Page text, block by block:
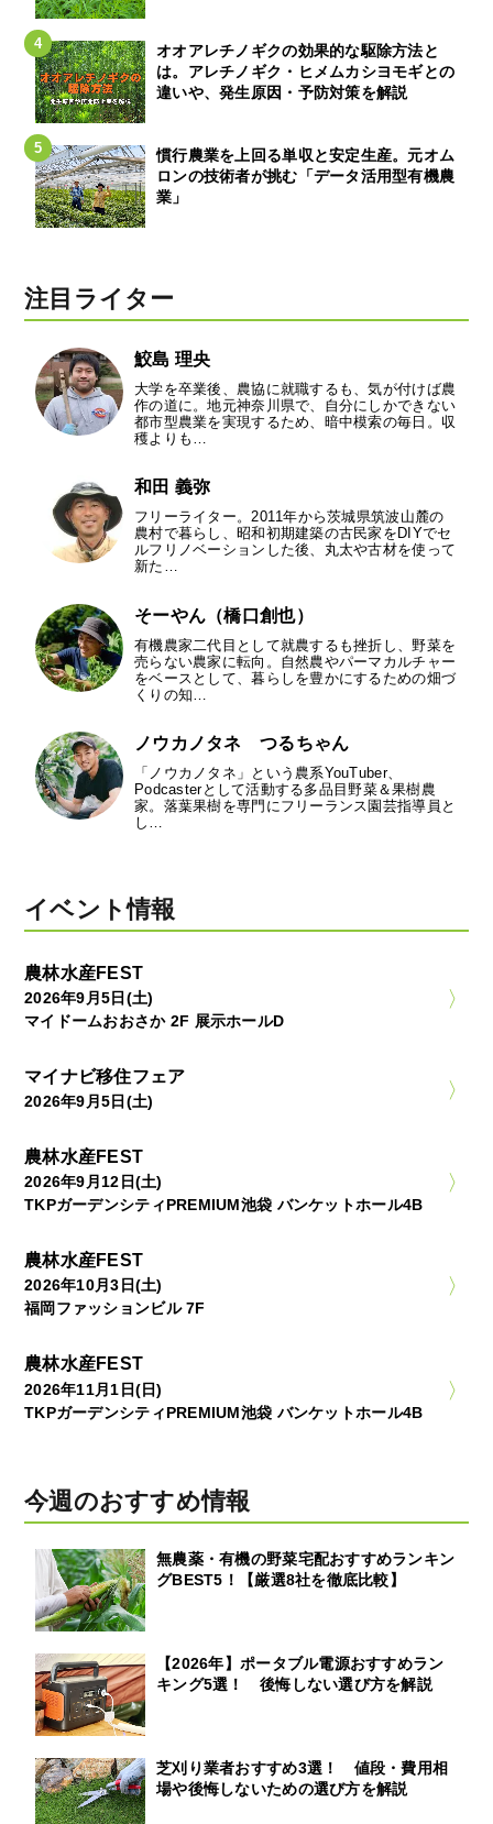
オオアレチノギクの効果的な駆除方法と
は。アレチノギク・ヒメムカシヨモギとの
違いや、発生原因・予防対策を解説
慣行農業を上回る単収と安定生産。元オム
ロンの技術者が挑む「データ活用型有機農
業」
注目ライター
鮫島 理央
大学を卒業後、農協に就職するも、気が付けば農
作の道に。地元神奈川県で、自分にしかできない
都市型農業を実現するため、暗中模索の毎日。収
穫よりも…
和田 義弥
フリーライター。2011年から茨城県筑波山麓の
農村で暮らし、昭和初期建築の古民家をDIYでセ
ルフリノベーションした後、丸太や古材を使って
新た…
そーやん（橋口創也）
有機農家二代目として就農するも挫折し、野菜を
売らない農家に転向。自然農やパーマカルチャー
をベースとして、暮らしを豊かにするための畑づ
くりの知…
ノウカノタネ つるちゃん
「ノウカノタネ」という農系YouTuber、
Podcasterとして活動する多品目野菜＆果樹農
家。落葉果樹を専門にフリーランス園芸指導員と
し…
イベント情報
農林水産FEST
2026年9月5日(土)
マイドームおおさか 2F 展示ホールD
マイナビ移住フェア
2026年9月5日(土)
農林水産FEST
2026年9月12日(土)
TKPガーデンシティPREMIUM池袋 バンケットホール4B
農林水産FEST
2026年10月3日(土)
福岡ファッションビル 7F
農林水産FEST
2026年11月1日(日)
TKPガーデンシティPREMIUM池袋 バンケットホール4B
今週のおすすめ情報
無農薬・有機の野菜宅配おすすめランキン
グBEST5！【厳選8社を徹底比較】
【2026年】ポータブル電源おすすめラン
キング5選！ 後悔しない選び方を解説
芝刈り業者おすすめ3選！ 値段・費用相
場や後悔しないための選び方を解説